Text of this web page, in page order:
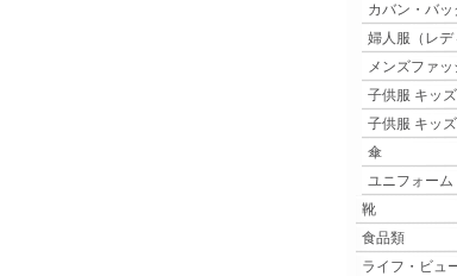
カバン・バッ
婦人服（レデ
メンズファッ
子供服 キッ
子供服 キッ
傘
ユニフォーム
靴
食品類
ライフ・ビュ